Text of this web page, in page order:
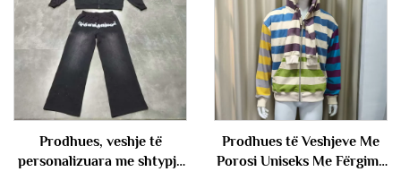
Meshkuj
Prodhues, veshje të
personalizuara me shtypje
Prodhues të Veshjeve Me
Porosi Uniseks Me Fërgimë